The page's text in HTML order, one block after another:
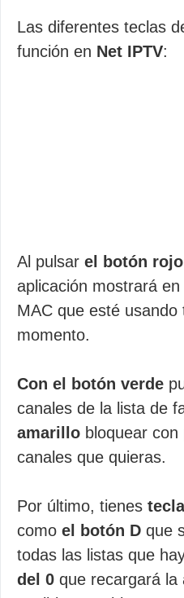
Las diferentes teclas
función en Net IPTV:
Al pulsar el botón
aplicación mostrará
MAC que esté
momento.
Con el botón verde
canales de la lista de
amarillo bloquear
canales que quieras.
Por último, tienes
como el botón D que
todas las listas que
del 0 que recargará la